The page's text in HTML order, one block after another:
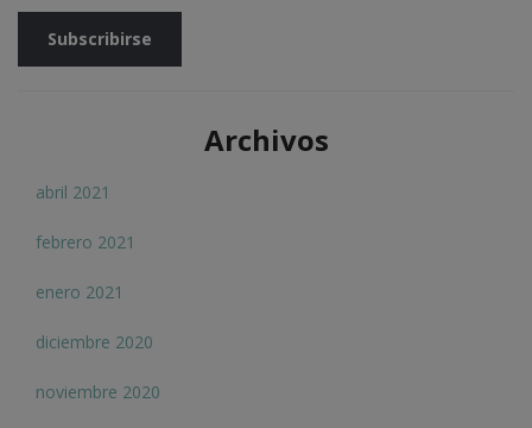
Archivos
abril 2021
febrero 2021
enero 2021
diciembre 2020
noviembre 2020